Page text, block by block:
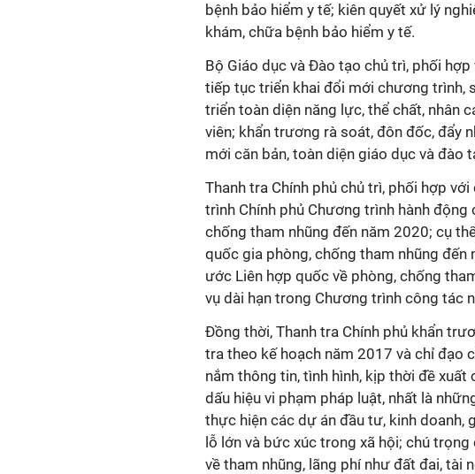
bệnh bảo hiểm y tế; kiên quyết xử lý
khám, chữa bệnh bảo hiểm y tế.
Bộ Giáo dục và Đào tạo chủ trì, phối
tiếp tục triển khai đổi mới chương trình,
triển toàn diện năng lực, thể chất, nhân
viên; khẩn trương rà soát, đôn đốc, đẩy
mới căn bản, toàn diện giáo dục và đào
Thanh tra Chính phủ chủ trì, phối hợp
trình Chính phủ Chương trình hành
chống tham nhũng đến năm 2020; cụ
quốc gia phòng, chống tham nhũng
ước Liên hợp quốc về phòng, chống
vụ dài hạn trong Chương trình công tác
Đồng thời, Thanh tra Chính phủ khẩn
tra theo kế hoạch năm 2017 và chỉ đạo
nắm thông tin, tình hình, kịp thời đề
dấu hiệu vi phạm pháp luật, nhất là
thực hiện các dự án đầu tư, kinh doanh,
lỗ lớn và bức xúc trong xã hội; chú
về tham nhũng, lãng phí như đất đai, tài